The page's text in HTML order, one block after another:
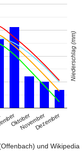
Oktober
NovemberDezember
Niederschlag (mm)
und Wikipedia